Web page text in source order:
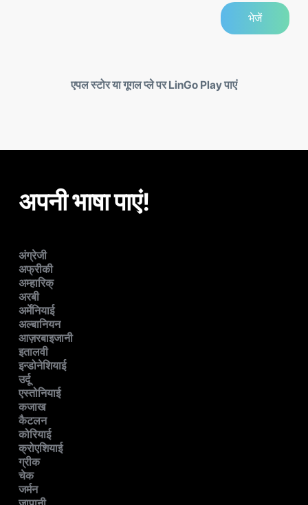
एपल स्टोर या गूगल प्ले पर LinGo Play पाएं
अपनी भाषा पाएं!
अंग्रेजी
अफ्रीकी
अम्हारिक्
अरबी
अर्मेनियाई
अल्बानियन
आज़रबाइजानी
इतालवी
इन्डोनेशियाई
उर्दू
एस्तोनियाई
कजाख
कैटलन
कोरियाई
क्रोएशियाई
ग्रीक
चेक
जर्मन